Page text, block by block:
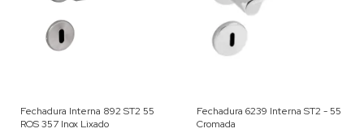
Fechadura Interna 892 ST2 55
ROS 357 Inox Lixado
Fechadura 6239 Interna ST2 - 55
Cromada